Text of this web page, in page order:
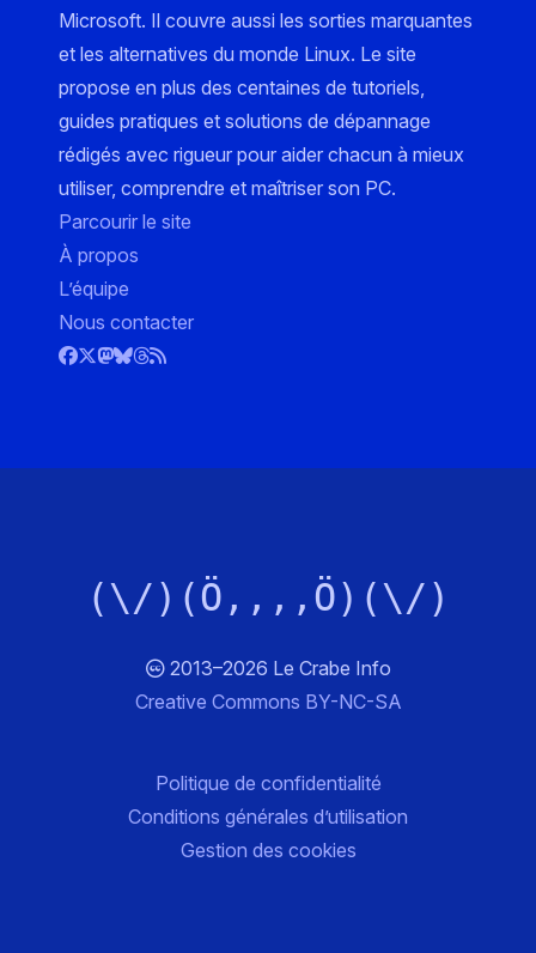
Microsoft. Il couvre aussi les sorties marquantes
et les alternatives du monde Linux. Le site
propose en plus des centaines de tutoriels,
guides pratiques et solutions de dépannage
rédigés avec rigueur pour aider chacun à mieux
utiliser, comprendre et maîtriser son PC.
Parcourir le site
À propos
L’équipe
Nous contacter
(\/)(Ö,,,,Ö)(\/)
2013–2026 Le Crabe Info
Creative Commons BY-NC-SA
Politique de confidentialité
Conditions générales d’utilisation
Gestion des cookies